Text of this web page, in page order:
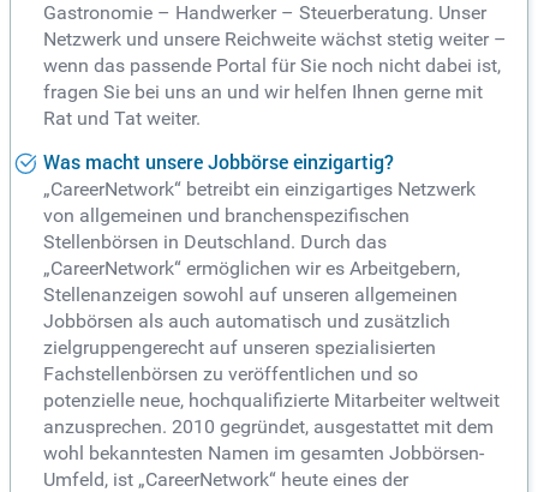
Gastronomie – Handwerker – Steuerberatung. Unser
Netzwerk und unsere Reichweite wächst stetig weiter –
wenn das passende Portal für Sie noch nicht dabei ist,
fragen Sie bei uns an und wir helfen Ihnen gerne mit
Rat und Tat weiter.
Was macht unsere Jobbörse einzigartig?
„CareerNetwork“ betreibt ein einzigartiges Netzwerk
von allgemeinen und branchenspezifischen
Stellenbörsen in Deutschland. Durch das
„CareerNetwork“ ermöglichen wir es Arbeitgebern,
Stellenanzeigen sowohl auf unseren allgemeinen
Jobbörsen als auch automatisch und zusätzlich
zielgruppengerecht auf unseren spezialisierten
Fachstellenbörsen zu veröffentlichen und so
potenzielle neue, hochqualifizierte Mitarbeiter weltweit
anzusprechen. 2010 gegründet, ausgestattet mit dem
wohl bekanntesten Namen im gesamten Jobbörsen-
Umfeld, ist „CareerNetwork“ heute eines der